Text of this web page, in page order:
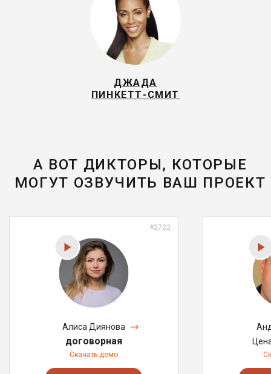
ДЖАДА
ПИНКЕТТ-СМИТ
А ВОТ ДИКТОРЫ, КОТОРЫЕ
МОГУТ ОЗВУЧИТЬ ВАШ ПРОЕКТ
#2722
Алиса Диянова
договорная
Скачать демо